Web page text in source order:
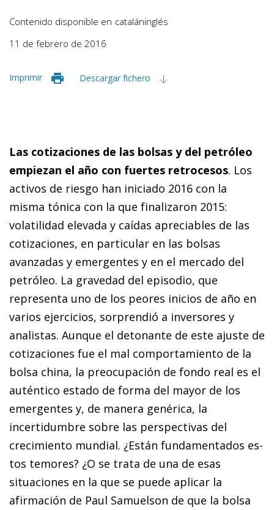
Contenido disponible en cataláninglés
11 de febrero de 2016
Imprimir Descargar fichero
Las cotizaciones de las bolsas y del petróleo
empiezan el año con fuertes retrocesos. Los
activos de riesgo han iniciado 2016 con la
misma tónica con la que finalizaron 2015:
volatilidad elevada y caídas apreciables de las
cotizaciones, en particular en las bolsas
avanzadas y emergentes y en el mercado del
petróleo. La gravedad del episodio, que
representa uno de los peores inicios de año en
varios ejercicios, sorprendió a inversores y
analistas. Aunque el detonante de este ajuste de
cotizaciones fue el mal comportamiento de la
bolsa china, la preocupación de fondo real es el
auténtico estado de forma del mayor de los
emergentes y, de manera genérica, la
incertidumbre sobre las perspectivas del
crecimiento mundial. ¿Están fundamentados es­­
tos temores? ¿O se trata de una de esas
situaciones en la que se pue­­de aplicar la
afirmación de Paul Samuelson de que la bolsa